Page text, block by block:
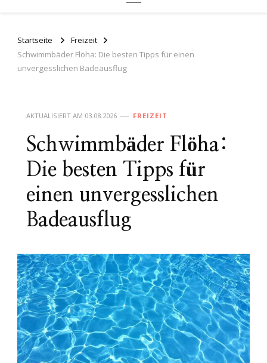
Startseite
Freizeit
Schwimmbäder Flöha: Die besten Tipps für einen
unvergesslichen Badeausflug
AKTUALISIERT AM 03.08.2026 FREIZEIT
Schwimmbäder Flöha:
Die besten Tipps für
einen unvergesslichen
Badeausflug